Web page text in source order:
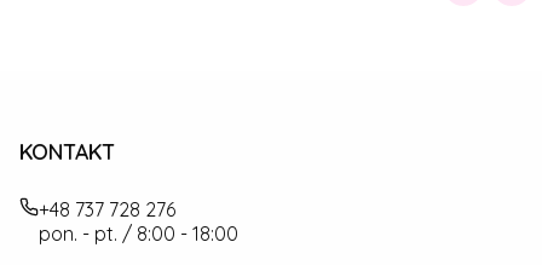
KONTAKT
+48 737 728 276
pon. - pt. / 8:00 - 18:00